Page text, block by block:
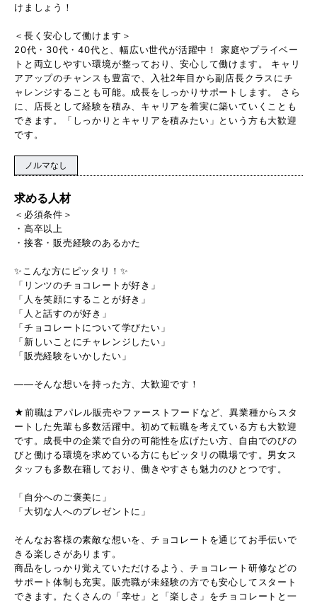
けましょう！
＜長く安心して働けます＞
20代・30代・40代と、幅広い世代が活躍中！ 家庭やプライベー
トと両立しやすい環境が整っており、安心して働けます。 キャリ
アアップのチャンスも豊富で、入社2年目から副店長クラスにチ
ャレンジすることも可能。成長をしっかりサポートします。 さら
に、店長として経験を積み、キャリアを着実に築いていくことも
できます。「しっかりとキャリアを積みたい」という方も大歓迎
です。
ノルマなし
求める人材
＜必須条件＞
・高卒以上
・接客・販売経験のあるかた
✨こんな方にピッタリ！✨
「リンツのチョコレートが好き」
「人を笑顔にすることが好き」
「人と話すのが好き」
「チョコレートについて学びたい」
「新しいことにチャレンジしたい」
「販売経験をいかしたい」
――そんな想いを持った方、大歓迎です！
★前職はアパレル販売やファーストフードなど、異業種からスタ
ートした先輩も多数活躍中。初めて転職を考えている方も大歓迎
です。成長中の企業で自分の可能性を広げたい方、自由でのびの
びと働ける環境を求めている方にもピッタリの職場です。男女ス
タッフも多数在籍しており、働きやすさも魅力のひとつです。
「自分へのご褒美に」
「大切な人へのプレゼントに」
そんなお客様の素敵な想いを、チョコレートを通じてお手伝いで
きる楽しさがあります。
商品をしっかり覚えていただけるよう、チョコレート研修などの
サポート体制も充実。販売職が未経験の方でも安心してスタート
できます。たくさんの「幸せ」と「楽しさ」をチョコレートと一